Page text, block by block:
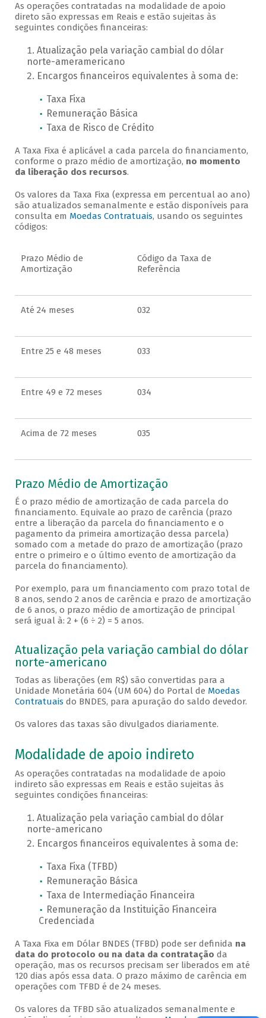
As operações contratadas na modalidade de apoio
direto são expressas em Reais e estão sujeitas às
seguintes condições financeiras:
Atualização pela variação cambial do dólar
norte-ameramericano
Encargos financeiros equivalentes à soma de:
Taxa Fixa
Remuneração Básica
Taxa de Risco de Crédito
A Taxa Fixa é aplicável a cada parcela do financiamento,
conforme o prazo médio de amortização, no momento
da liberação dos recursos.
Os valores da Taxa Fixa (expressa em percentual ao ano)
são atualizados semanalmente e estão disponíveis para
consulta em Moedas Contratuais, usando os seguintes
códigos:
Prazo Médio de
Amortização
Código da Taxa de
Referência
Até 24 meses 032
Entre 25 e 48 meses 033
Entre 49 e 72 meses 034
Acima de 72 meses 035
Prazo Médio de Amortização
É o prazo médio de amortização de cada parcela do
financiamento. Equivale ao prazo de carência (prazo
entre a liberação da parcela do financiamento e o
pagamento da primeira amortização dessa parcela)
somado com a metade do prazo de amortização (prazo
entre o primeiro e o último evento de amortização da
parcela do financiamento).
Por exemplo, para um financiamento com prazo total de
8 anos, sendo 2 anos de carência e prazo de amortização
de 6 anos, o prazo médio de amortização de principal
será igual à: 2 + (6 ÷ 2) = 5 anos.
Atualização pela variação cambial do dólar
norte-americano
Todas as liberações (em R$) são convertidas para a
Unidade Monetária 604 (UM 604) do Portal de Moedas
Contratuais do BNDES, para apuração do saldo devedor.
Os valores das taxas são divulgados diariamente.
Modalidade de apoio indireto
As operações contratadas na modalidade de apoio
indireto são expressas em Reais e estão sujeitas às
seguintes condições financeiras:
Atualização pela variação cambial do dólar
norte-americano
Encargos financeiros equivalentes à soma de:
Taxa Fixa (TFBD)
Remuneração Básica
Taxa de Intermediação Financeira
Remuneração da Instituição Financeira
Credenciada
A Taxa Fixa em Dólar BNDES (TFBD) pode ser definida na
data do protocolo ou na data da contratação da
operação, mas os recursos precisam ser liberados em até
120 dias após essa data. O prazo máximo de carência em
operações com TFBD é de 24 meses.
Os valores da TFBD são atualizados semanalmente e